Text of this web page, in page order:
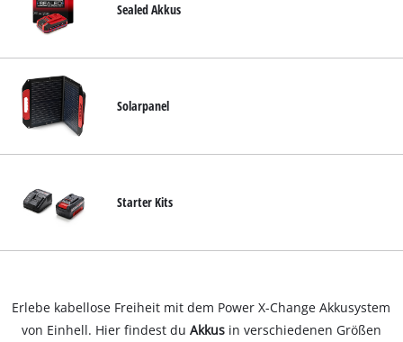
Sealed Akkus
Solarpanel
Starter Kits
Erlebe kabellose Freiheit mit dem Power X-Change Akkusystem
von Einhell. Hier findest du Akkus in verschiedenen Größen